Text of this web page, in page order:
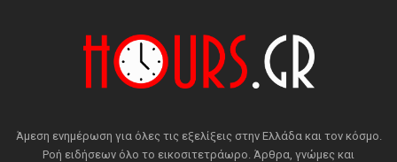
Άμεση ενημέρωση για όλες τις εξελίξεις στην Ελλάδα και τον κόσμο.
Ροή ειδήσεων όλο το εικοσιτετράωρο. Άρθρα, γνώμες και